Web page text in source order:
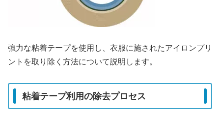
強力な粘着テープを使用し、衣服に施されたアイロンプリ
ントを取り除く方法について説明します。
粘着テープ利用の除去プロセス